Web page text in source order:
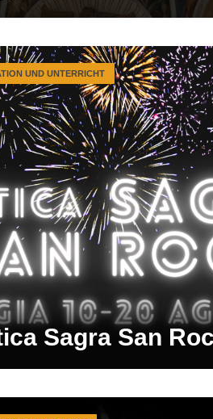
Sagra San
UND UNTERRICHT